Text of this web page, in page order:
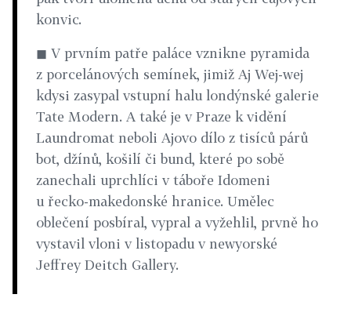
konvic.
◼ V prvním patře paláce vznikne pyramida
z porcelánových semínek, jimiž Aj Wej-wej
kdysi zasypal vstupní halu londýnské galerie
Tate Modern. A také je v Praze k vidění
Laundromat neboli Ajovo dílo z tisíců párů
bot, džínů, košilí či bund, které po sobě
zanechali uprchlíci v táboře Idomeni
u řecko-makedonské hranice. Umělec
oblečení posbíral, vypral a vyžehlil, prvně ho
vystavil vloni v listopadu v newyorské
Jeffrey Deitch Gallery.